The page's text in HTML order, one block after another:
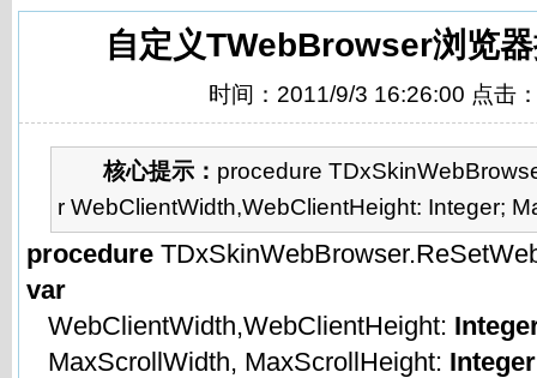
自定义TWebBrowser浏览
时间：2011/9/3 16:26:00 点击
核心提示： procedure
r WebClientWidth,WebClientHeight: Integer;
procedure
var
WebClientWidth,WebClientHeight:
MaxScrollWidth, MaxScrollHeight: Integer